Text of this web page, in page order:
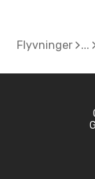
Flyvninger